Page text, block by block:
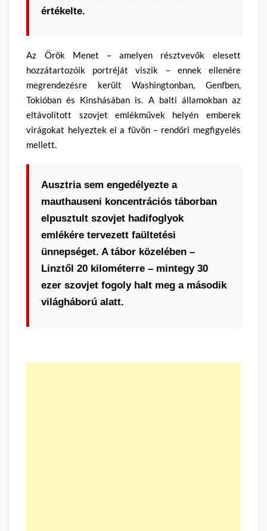
értékelte.
Az Örök Menet – amelyen résztvevők elesett
hozzátartozóik portréját viszik – ennek ellenére
megrendezésre került Washingtonban, Genfben,
Tokióban és Kinshásában is. A balti államokban az
eltávolított szovjet emlékművek helyén emberek
virágokat helyeztek el a füvön – rendőri megfigyelés
mellett.
Ausztria sem engedélyezte a
mauthauseni koncentrációs táborban
elpusztult szovjet hadifoglyok
emlékére tervezett faültetési
ünnepséget. A tábor közelében –
Linztől 20 kilométerre – mintegy 30
ezer szovjet fogoly halt meg a második
világháború alatt.